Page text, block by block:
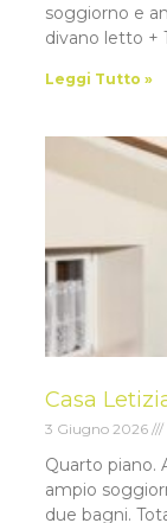
soggiorno e
divano letto +
Leggi Tutto »
Casa
3 Giugno 2026
Quarto piano.
ampio
due bagni.